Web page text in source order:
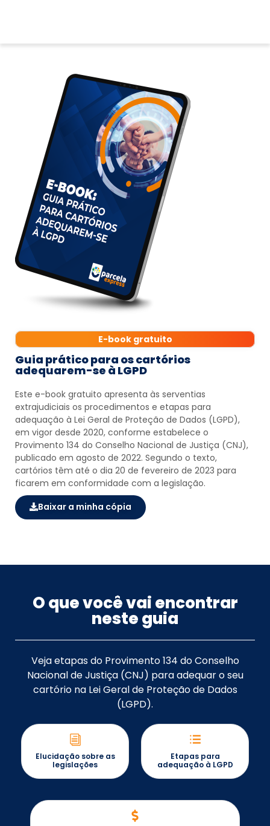
E-book gratuito
Guia prático para os cartórios
adequarem-se à LGPD
Este e-book gratuito apresenta às serventias
extrajudiciais os procedimentos e etapas para
adequação à Lei Geral de Proteção de Dados (LGPD),
em vigor desde 2020, conforme estabelece o
Provimento 134 do Conselho Nacional de Justiça (CNJ),
publicado em agosto de 2022. Segundo o texto,
cartórios têm até o dia 20 de fevereiro de 2023 para
ficarem em conformidade com a legislação.
Baixar a minha cópia
O que você vai encontrar
neste guia
Veja etapas do Provimento 134 do Conselho
Nacional de Justiça (CNJ) para adequar o seu
cartório na Lei Geral de Proteção de Dados
(LGPD).
Elucidação sobre as
legislações
Etapas para
adequação à LGPD